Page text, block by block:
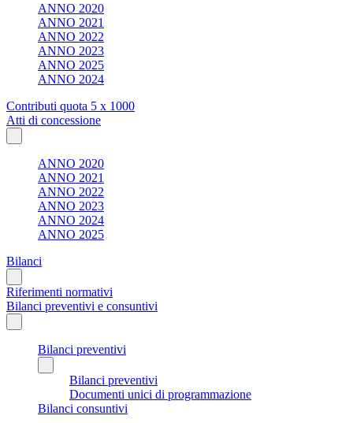
ANNO 2020
ANNO 2021
ANNO 2022
ANNO 2023
ANNO 2025
ANNO 2024
Contributi quota 5 x 1000
Atti di concessione
ANNO 2020
ANNO 2021
ANNO 2022
ANNO 2023
ANNO 2024
ANNO 2025
Bilanci
Riferimenti normativi
Bilanci preventivi e consuntivi
Bilanci preventivi
Bilanci preventivi
Documenti unici di programmazione
Bilanci consuntivi